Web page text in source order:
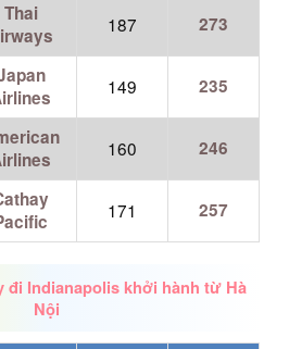
Thai
187 273
149 235
160 246
171 257
đi Indianapolis khởi hành từ Hà
Nội